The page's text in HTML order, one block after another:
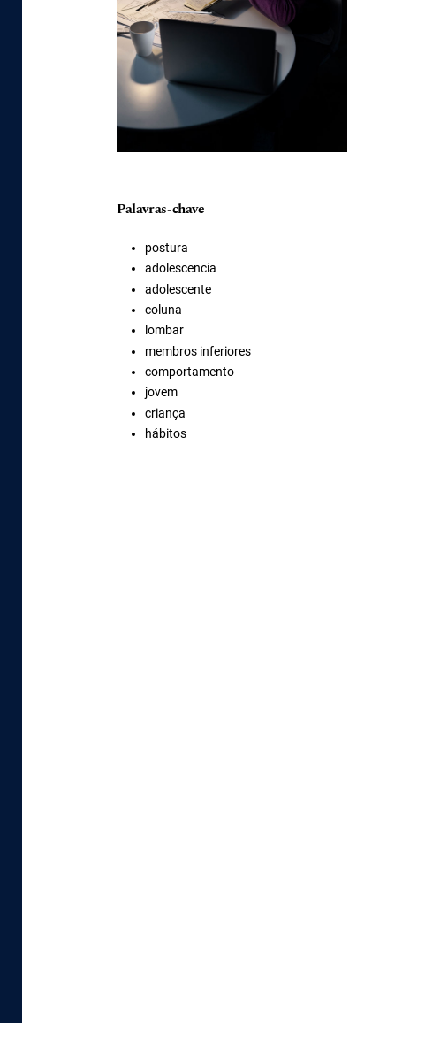
Palavras-chave
postura
adolescencia
adolescente
coluna
lombar
membros inferiores
comportamento
jovem
criança
hábitos